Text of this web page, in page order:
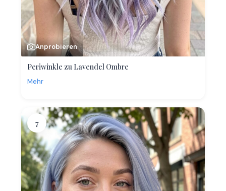
Anprobieren
Periwinkle zu Lavendel Ombre
Mehr
7